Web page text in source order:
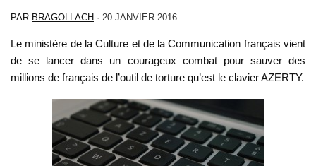
PAR BRAGOLLACH · 20 JANVIER 2016
Le ministère de la Culture et de la Communication français vient
de se lancer dans un courageux combat pour sauver des
millions de français de l’outil de torture qu’est le clavier AZERTY.